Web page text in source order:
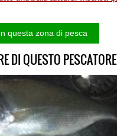
DI QUESTO PESCATORE